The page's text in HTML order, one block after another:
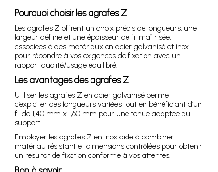
Pourquoi choisir les agrafes Z
Les agrafes Z offrent un choix précis de longueurs, une
largeur définie et une épaisseur de fil maîtrisée,
associées à des matériaux en acier galvanisé et inox
pour répondre à vos exigences de fixation avec un
rapport qualité/usage équilibré.
Les avantages des agrafes Z
Utiliser les agrafes Z en acier galvanisé permet
d’exploiter des longueurs variées tout en bénéficiant d’un
fil de 1,40 mm x 1,60 mm pour une tenue adaptée au
support.
Employer les agrafes Z en inox aide à combiner
matériau résistant et dimensions contrôlées pour obtenir
un résultat de fixation conforme à vos attentes.